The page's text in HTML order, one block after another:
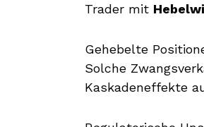
Trader mit
Gehebelte
Solche
Kaskadeneffekte